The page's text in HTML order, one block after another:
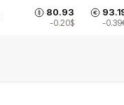
80.93
-0.20$ -0.39